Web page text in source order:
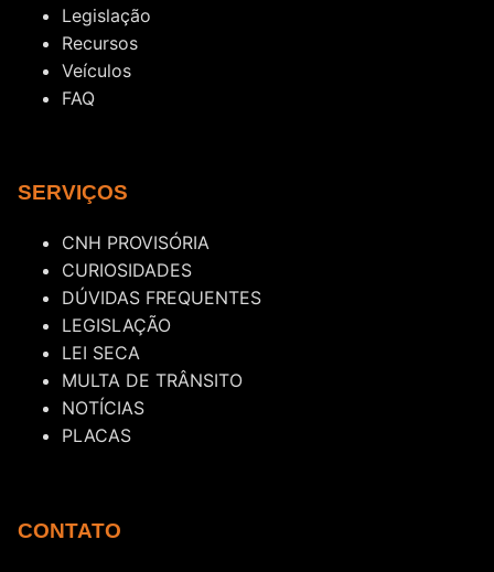
Legislação
Recursos
Veículos
FAQ
SERVIÇOS
CNH PROVISÓRIA
CURIOSIDADES
DÚVIDAS FREQUENTES
LEGISLAÇÃO
LEI SECA
MULTA DE TRÂNSITO
NOTÍCIAS
PLACAS
CONTATO